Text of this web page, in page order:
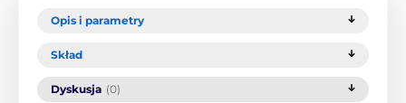
Opis i parametry
Skład
Dyskusja (0)